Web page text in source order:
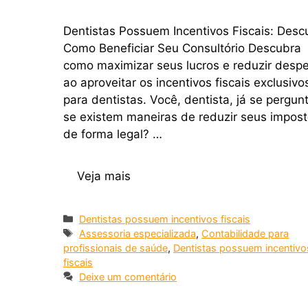
Dentistas Possuem Incentivos Fiscais:
Como Beneficiar Seu Consultório Descubra
como maximizar seus lucros e reduzir
ao aproveitar os incentivos fiscais
para dentistas. Você, dentista, já se
se existem maneiras de reduzir seus
de forma legal? …
Veja mais
Dentistas possuem incentivos fiscais
Assessoria especializada, Contabilidade para
profissionais de saúde, Dentistas possuem
fiscais
Deixe um comentário